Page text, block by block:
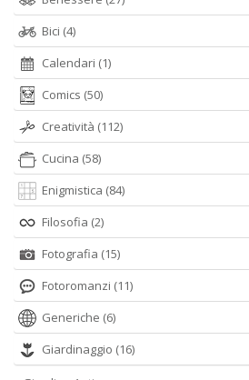
Bici (4)
Calendari (1)
Comics (50)
Creatività (112)
Cucina (58)
Enigmistica (84)
Filosofia (2)
Fotografia (15)
Fotoromanzi (11)
Generiche (6)
Giardinaggio (16)